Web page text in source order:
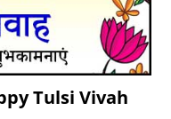
Tulsi Vivah